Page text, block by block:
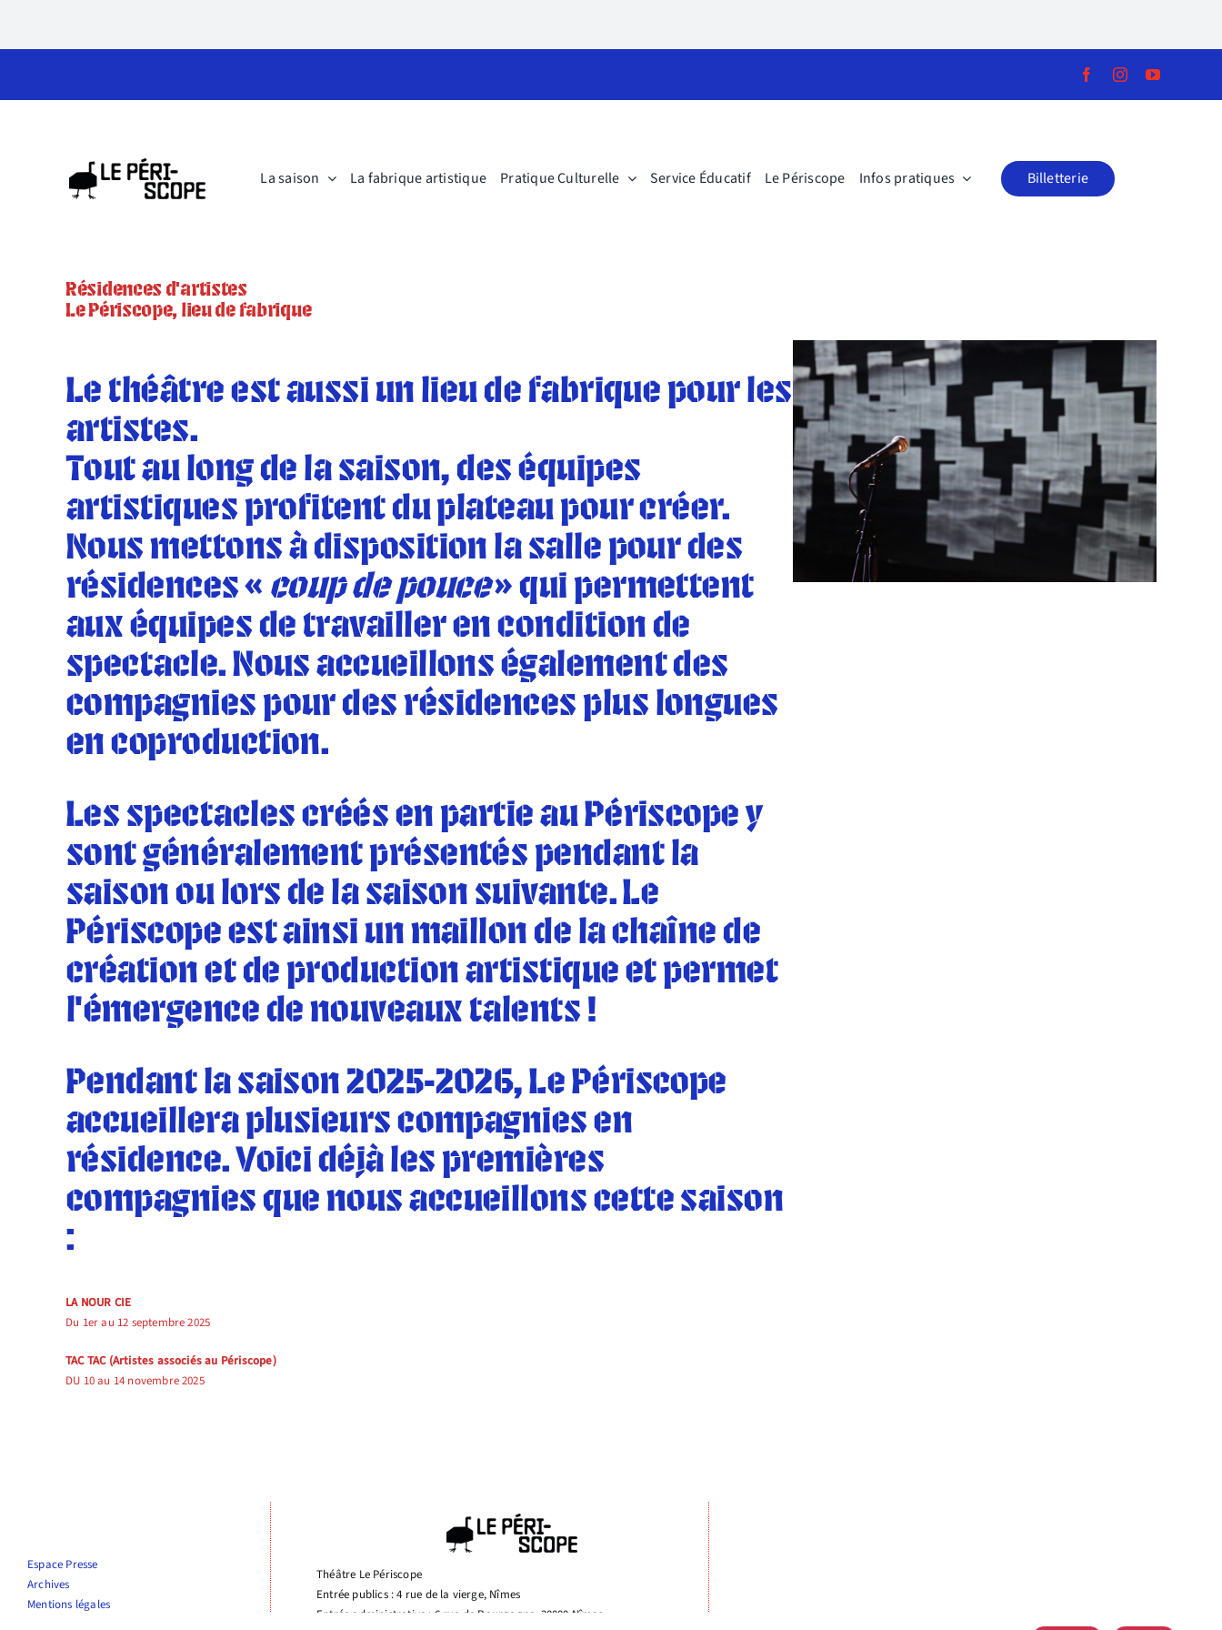
content
La saison La fabrique artistique Pratique Culturelle Service Éducatif Le Périscope Infos pratiques Billetterie
Résidences d’artistes
Le Périscope, lieu de fabrique
Le théâtre est aussi un lieu de fabrique pour les
artistes.
Tout au long de la saison, des équipes
artistiques profitent du plateau pour créer.
Nous mettons à disposition la salle pour des
résidences « coup de pouce» qui permettent
aux équipes de travailler en condition de
spectacle. Nous accueillons également des
compagnies pour des résidences plus longues
en coproduction.
Les spectacles créés en partie au Périscope y
sont généralement présentés pendant la
saison ou lors de la saison suivante. Le
Périscope est ainsi un maillon de la chaîne de
création et de production artistique et permet
l’émergence de nouveaux talents !
Pendant la saison 2025-2026, Le Périscope
accueillera plusieurs compagnies en
résidence. Voici déjà les premières
compagnies que nous accueillons cette saison
:
LA NOUR CIE
Du 1er au 12 septembre 2025
TAC TAC (Artistes associés au Périscope)
DU 10 au 14 novembre 2025
Espace Presse
Archives
Mentions légales
Théâtre Le Périscope
Entrée publics : 4 rue de la vierge, Nîmes
Entrée administrative : 6 rue de Bourgogne, 30000 Nîmes